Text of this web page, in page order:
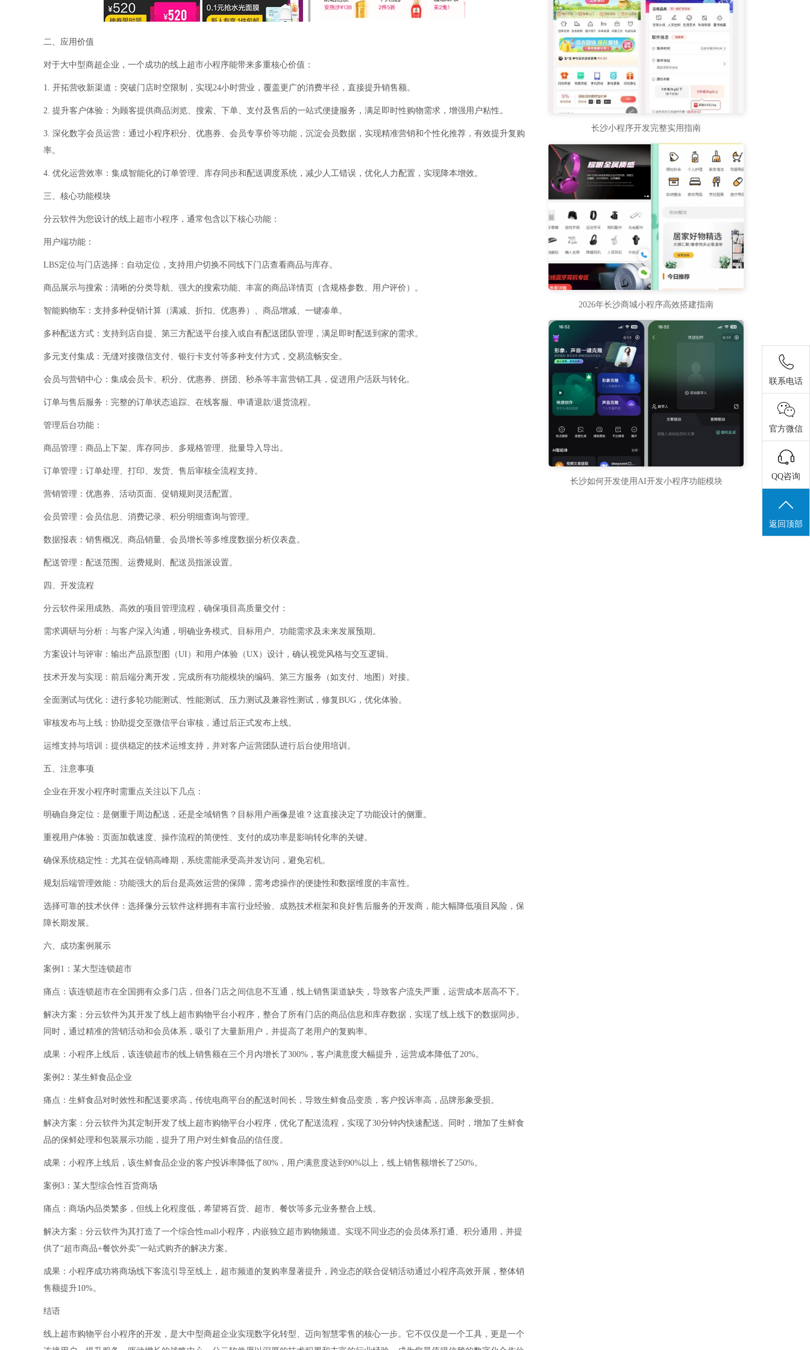
二、应用价值
对于大中型商超企业，一个成功的线上超市小程序能带来多重核心价值：
1. 开拓营收新渠道：突破门店时空限制，实现24小时营业，覆盖更广的消费半径，直接提升销售额。
2. 提升客户体验：为顾客提供商品浏览、搜索、下单、支付及售后的一站式便捷服务，满足即时性购物需求，增强用户粘性。
3. 深化数字会员运营：通过小程序积分、优惠券、会员专享价等功能，沉淀会员数据，实现精准营销和个性化推荐，有效提升复购
率。
4. 优化运营效率：集成智能化的订单管理、库存同步和配送调度系统，减少人工错误，优化人力配置，实现降本增效。
三、核心功能模块
分云软件为您设计的线上超市小程序，通常包含以下核心功能：
用户端功能：
LBS定位与门店选择：自动定位，支持用户切换不同线下门店查看商品与库存。
商品展示与搜索：清晰的分类导航、强大的搜索功能、丰富的商品详情页（含规格参数、用户评价）。
智能购物车：支持多种促销计算（满减、折扣、优惠券）、商品增减、一键凑单。
多种配送方式：支持到店自提、第三方配送平台接入或自有配送团队管理，满足即时配送到家的需求。
多元支付集成：无缝对接微信支付、银行卡支付等多种支付方式，交易流畅安全。
会员与营销中心：集成会员卡、积分、优惠券、拼团、秒杀等丰富营销工具，促进用户活跃与转化。
订单与售后服务：完整的订单状态追踪、在线客服、申请退款/退货流程。
管理后台功能：
商品管理：商品上下架、库存同步、多规格管理、批量导入导出。
订单管理：订单处理、打印、发货、售后审核全流程支持。
营销管理：优惠券、活动页面、促销规则灵活配置。
会员管理：会员信息、消费记录、积分明细查询与管理。
数据报表：销售概况、商品销量、会员增长等多维度数据分析仪表盘。
配送管理：配送范围、运费规则、配送员指派设置。
四、开发流程
分云软件采用成熟、高效的项目管理流程，确保项目高质量交付：
需求调研与分析：与客户深入沟通，明确业务模式、目标用户、功能需求及未来发展预期。
方案设计与评审：输出产品原型图（UI）和用户体验（UX）设计，确认视觉风格与交互逻辑。
技术开发与实现：前后端分离开发，完成所有功能模块的编码、第三方服务（如支付、地图）对接。
全面测试与优化：进行多轮功能测试、性能测试、压力测试及兼容性测试，修复BUG，优化体验。
审核发布与上线：协助提交至微信平台审核，通过后正式发布上线。
运维支持与培训：提供稳定的技术运维支持，并对客户运营团队进行后台使用培训。
五、注意事项
企业在开发小程序时需重点关注以下几点：
明确自身定位：是侧重于周边配送，还是全域销售？目标用户画像是谁？这直接决定了功能设计的侧重。
重视用户体验：页面加载速度、操作流程的简便性、支付的成功率是影响转化率的关键。
确保系统稳定性：尤其在促销高峰期，系统需能承受高并发访问，避免宕机。
规划后端管理效能：功能强大的后台是高效运营的保障，需考虑操作的便捷性和数据维度的丰富性。
选择可靠的技术伙伴：选择像分云软件这样拥有丰富行业经验、成熟技术框架和良好售后服务的开发商，能大幅降低项目风险，保
障长期发展。
六、成功案例展示
案例1：某大型连锁超市
痛点：该连锁超市在全国拥有众多门店，但各门店之间信息不互通，线上销售渠道缺失，导致客户流失严重，运营成本居高不下。
解决方案：分云软件为其开发了线上超市购物平台小程序，整合了所有门店的商品信息和库存数据，实现了线上线下的数据同步。
同时，通过精准的营销活动和会员体系，吸引了大量新用户，并提高了老用户的复购率。
成果：小程序上线后，该连锁超市的线上销售额在三个月内增长了300%，客户满意度大幅提升，运营成本降低了20%。
案例2：某生鲜食品企业
痛点：生鲜食品对时效性和配送要求高，传统电商平台的配送时间长，导致生鲜食品变质，客户投诉率高，品牌形象受损。
解决方案：分云软件为其定制开发了线上超市购物平台小程序，优化了配送流程，实现了30分钟内快速配送。同时，增加了生鲜食
品的保鲜处理和包装展示功能，提升了用户对生鲜食品的信任度。
成果：小程序上线后，该生鲜食品企业的客户投诉率降低了80%，用户满意度达到90%以上，线上销售额增长了250%。
案例3：某大型综合性百货商场
痛点：商场内品类繁多，但线上化程度低，希望将百货、超市、餐饮等多元业务整合上线。
解决方案：分云软件为其打造了一个综合性mall小程序，内嵌独立超市购物频道。实现不同业态的会员体系打通、积分通用，并提
供了“超市商品+餐饮外卖”一站式购齐的解决方案。
成果：小程序成功将商场线下客流引导至线上，超市频道的复购率显著提升，跨业态的联合促销活动通过小程序高效开展，整体销
售额提升10%。
结语
线上超市购物平台小程序的开发，是大中型商超企业实现数字化转型、迈向智慧零售的核心一步。它不仅仅是一个工具，更是一个
长沙小程序开发完整实用指南
2026年长沙商城小程序高效搭建指南
长沙如何开发使用AI开发小程序功能模块
联系电话
官方微信
QQ咨询
返回顶部